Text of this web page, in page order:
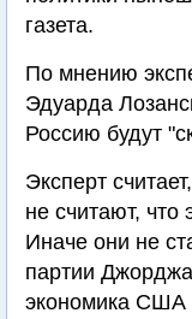
газета.
По мнению
Эдуарда
Россию будут
Эксперт
не считают, что
Иначе они не
партии
экономика США